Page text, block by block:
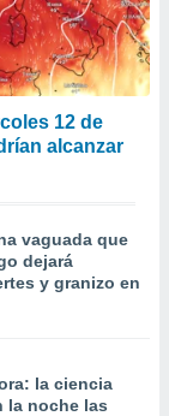
12 de
alcanzar
vaguada que
dejará
y granizo en
la ciencia
la noche las